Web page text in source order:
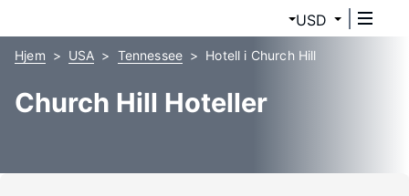
USD
Hjem USA Tennessee Hotell i Church Hill
Church Hill Hoteller